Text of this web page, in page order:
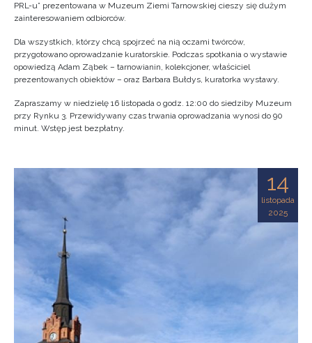
PRL-u” prezentowana w Muzeum Ziemi Tarnowskiej cieszy się dużym
zainteresowaniem odbiorców.
Dla wszystkich, którzy chcą spojrzeć na nią oczami twórców,
przygotowano oprowadzanie kuratorskie. Podczas spotkania o wystawie
opowiedzą Adam Ząbek – tarnowianin, kolekcjoner, właściciel
prezentowanych obiektów – oraz Barbara Bułdys, kuratorka wystawy.
Zapraszamy w niedzielę 16 listopada o godz. 12:00 do siedziby Muzeum
przy Rynku 3. Przewidywany czas trwania oprowadzania wynosi do 90
minut. Wstęp jest bezpłatny.
14
listopada
2025